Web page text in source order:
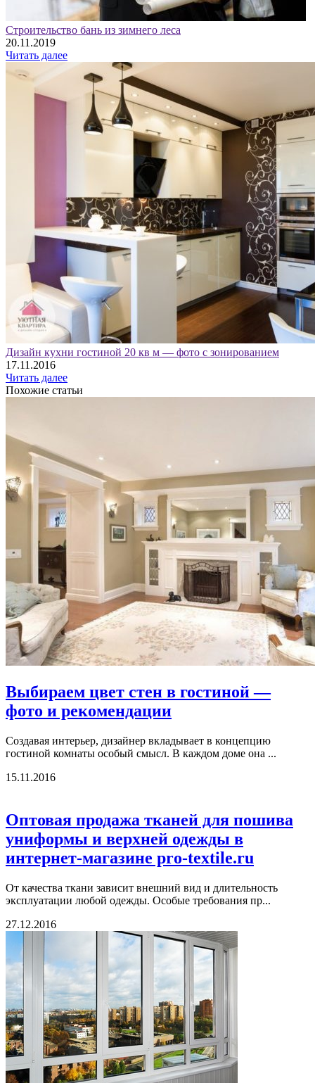
Строительство бань из зимнего леса
20.11.2019
Читать далее
Дизайн кухни гостиной 20 кв м — фото с зонированием
17.11.2016
Читать далее
Похожие статьи
Выбираем цвет стен в гостиной —
фото и рекомендации
Создавая интерьер, дизайнер вкладывает в концепцию
гостиной комнаты особый смысл. В каждом доме она ...
15.11.2016
Оптовая продажа тканей для пошива
униформы и верхней одежды в
интернет-магазине pro-textile.ru
От качества ткани зависит внешний вид и длительность
эксплуатации любой одежды. Особые требования пр...
27.12.2016